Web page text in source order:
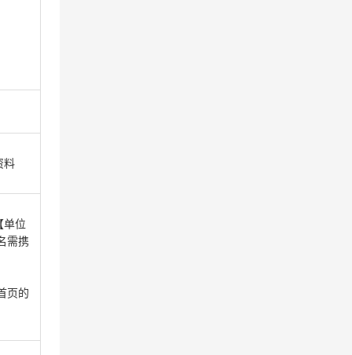
料
单位
需携
页的